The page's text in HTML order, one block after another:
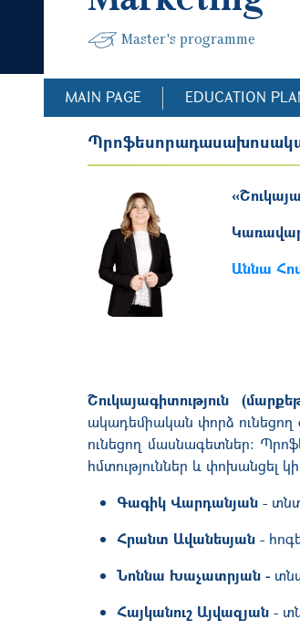
Master's programme
MAIN PAGE EDUCATION
«
Աննա
Շուկայագիտություն (
ակադեմիական փորձ ունեցող
ունեցող մասնագետներ:
հմտություններ և փոխանցել
Գագիկ Վարդանյան -
Հրանտ Ավանեսյան -
Նոննա Խաչատրյան -
Հայկանուշ Այվազյան -